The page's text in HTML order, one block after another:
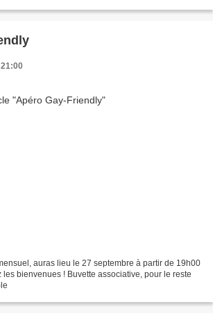
auras lieu le 27 septembre à partir de 19h00
bienvenues ! Buvette associative, pour le reste